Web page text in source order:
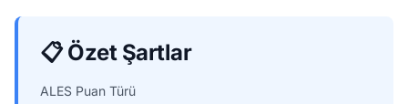
📋 Özet Şartlar
ALES Puan Türü